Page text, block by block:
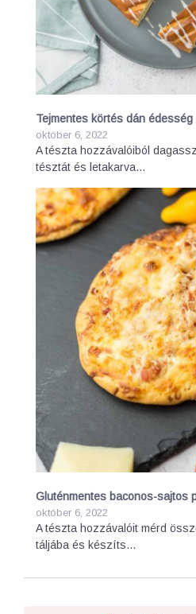
Tejmentes körtés dán édesség
október 6, 2022
A tészta hozzávalóiból
tésztát és letakarva…
Gluténmentes baconos-sajtos
október 6, 2022
A tészta hozzávalóit mérd
táljába és készíts…